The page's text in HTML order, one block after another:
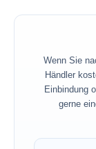
Wenn Sie
Händler
Einbindung
gerne